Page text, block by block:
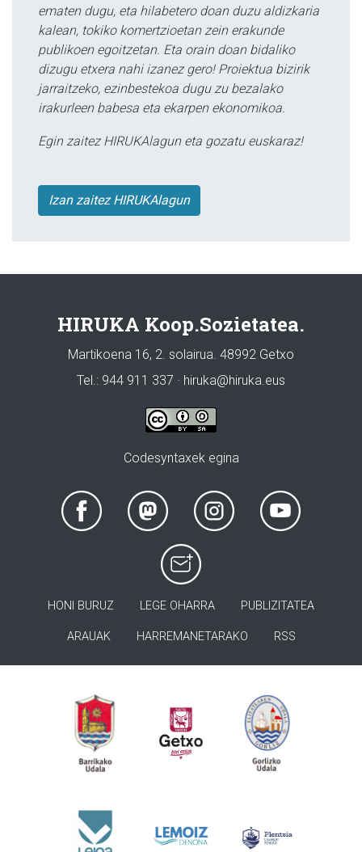
ematen dugu, eta hilabetero doan duzu aldizkaria
kalean, tokiko komertzioetan zein erakunde
publikoen egoitzetan. Eta orain doan bidaliko
dizugu etxera nahi izanez gero! Proiektua bizirik
jarraitzeko, ezinbestekoa dugu zu bezalako
irakurleen babesa eta ekarpen ekonomikoa.
Egin zaitez HIRUKAlagun eta gozatu euskaraz!
Izan zaitez HIRUKAlagun
HIRUKA Koop.Sozietatea.
Martikoena 16, 2. solairua. 48992 Getxo
Tel.: 944 911 337 · hiruka@hiruka.eus
Codesyntaxek egina
HONI BURUZ LEGE OHARRA PUBLIZITATEA
ARAUAK HARREMANETARAKO RSS